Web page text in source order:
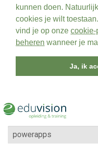
kunnen doen.
cookies je wilt
vind je op onze cookie-
beheren wanneer je
Ja, ik